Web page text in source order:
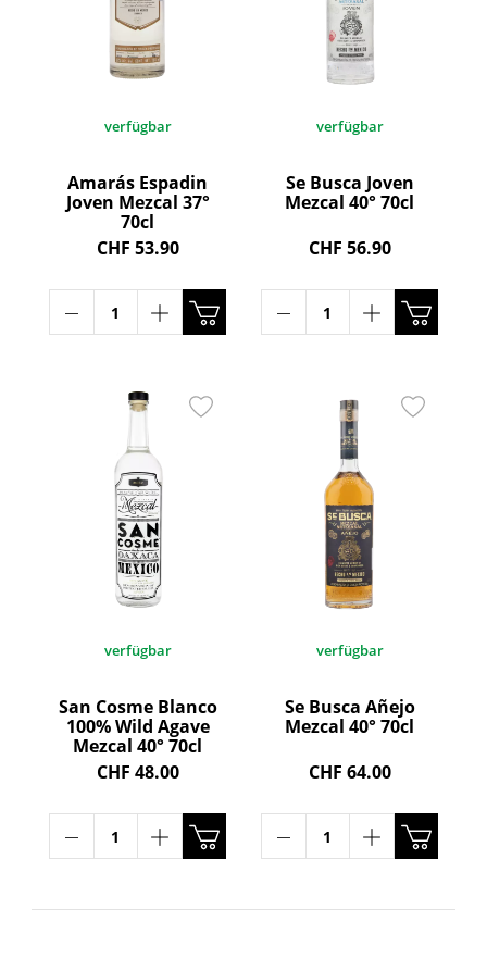
verfügbar
Amarás Espadin
Joven Mezcal 37°
70cl
CHF 53.90
verfügbar
Se Busca Joven
Mezcal 40° 70cl
CHF 56.90
verfügbar
San Cosme Blanco
100% Wild Agave
Mezcal 40° 70cl
CHF 48.00
verfügbar
Se Busca Añejo
Mezcal 40° 70cl
CHF 64.00